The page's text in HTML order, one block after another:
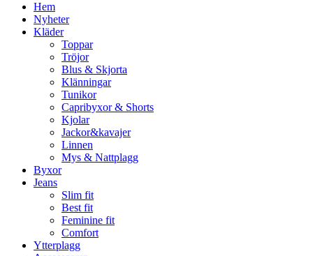
Hem
Nyheter
Kläder
Toppar
Tröjor
Blus & Skjorta
Klänningar
Tunikor
Capribyxor & Shorts
Kjolar
Jackor&kavajer
Linnen
Mys & Nattplagg
Byxor
Jeans
Slim fit
Best fit
Feminine fit
Comfort
Ytterplagg